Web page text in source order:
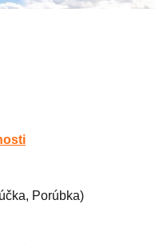
Porúbka)